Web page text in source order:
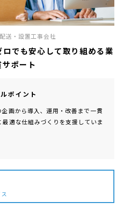
送・設置工事会社
でも安心して取り組める業
ポート
ポイント
画から導入、運用・改善まで一貫
最適な仕組みづくりを支援していま